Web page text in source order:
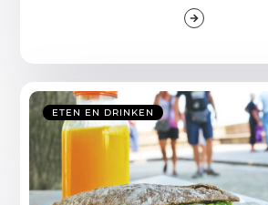
ETEN EN DRINKEN